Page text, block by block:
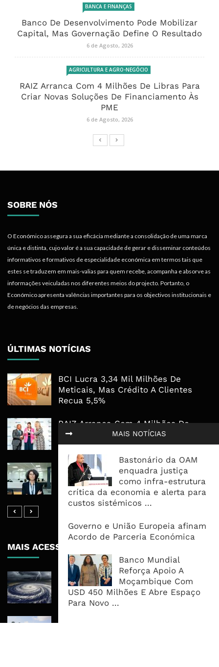
MAIS NOTÍCIAS
Bastonário da OAM
enquadra justiça
como infra-estrutura
crítica da economia e alerta para
custos sistémicos ...
Governo e União Europeia afinam
Acordo de Parceria Económica
Banco Mundial
Reforça Apoio A
Moçambique Com
USD 450 Milhões E Abre Espaço
Para Novo ...
BANCA E FINANÇAS
Banco De Desenvolvimento Pode Mobilizar
Capital, Mas Governação Define O Resultado
6 de Agosto, 2026
AGRICULTURA E AGRO-NEGÓCIO
RAIZ Arranca Com 4 Milhões De Libras Para
Criar Novas Soluções De Financiamento Às
PME
6 de Agosto, 2026
SOBRE NÓS
O Económico assegura a sua eficácia mediante a consolidação de uma marca
única e distinta, cujo valor é a sua capacidade de gerar e disseminar conteúdos
informativos e formativos de especialidade económica em termos tais que
estes se traduzem em mais-valias para quem recebe, acompanha e absorve as
informações veiculadas nos diferentes meios do projecto. Portanto, o
Económico apresenta valências importantes para os objectivos institucionais e
de negócios das empresas.
ÚLTIMAS NOTÍCIAS
BCI Lucra 3,34 Mil Milhões De
Meticais, Mas Crédito A Clientes
Recua 5,5%
RAIZ Arranca Com 4 Milhões De
Libras Para Criar Novas Soluções De
Financiamento Às PME
Banco De Desenvolvimento Pode
Mobilizar Capital, Mas Governação
Define O Resultado
MAIS ACESSADOS
Tempestade Tropical GEZANI Poderá
Afectar Mais De Um Milhão De
Pessoas No Centro E Sul ...